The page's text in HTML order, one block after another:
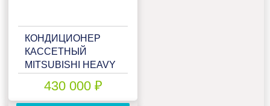
КОНДИЦИОНЕР
КАССЕТНЫЙ
MITSUBISHI HEAVY
430 000 ₽